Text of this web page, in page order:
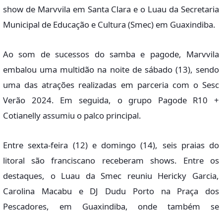
show de Marvvila em Santa Clara e o Luau da Secretaria
Municipal de Educação e Cultura (Smec) em Guaxindiba.
Ao som de sucessos do samba e pagode, Marvvila
embalou uma multidão na noite de sábado (13), sendo
uma das atrações realizadas em parceria com o Sesc
Verão 2024. Em seguida, o grupo Pagode R10 +
Cotianelly assumiu o palco principal.
Entre sexta-feira (12) e domingo (14), seis praias do
litoral são franciscano receberam shows. Entre os
destaques, o Luau da Smec reuniu Hericky Garcia,
Carolina Macabu e DJ Dudu Porto na Praça dos
Pescadores, em Guaxindiba, onde também se